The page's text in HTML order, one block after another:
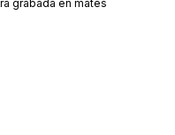
grabada en mates